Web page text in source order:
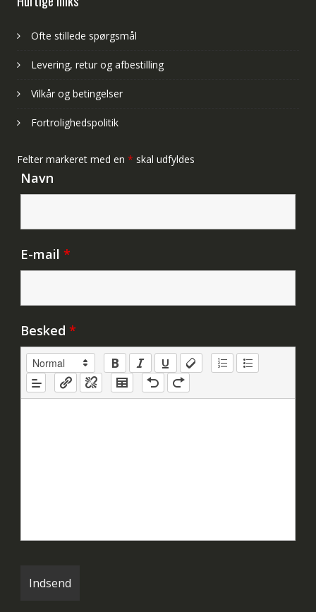
Ofte stillede spørgsmål
Levering, retur og afbestilling
Vilkår og betingelser
Fortrolighedspolitik
Felter markeret med en * skal udfyldes
Navn
E-mail *
Besked *